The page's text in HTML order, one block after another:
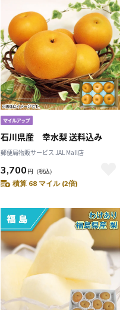
石川県産 幸水梨 送料込み
郵便局物販サービス JAL Mall店
3,700 円 （税込）
積算 68 マイル (2倍)